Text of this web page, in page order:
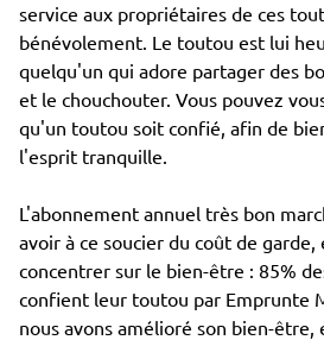
service aux propriétaires de ces
bénévolement. Le toutou est lui
quelqu'un qui adore partager des
et le chouchouter. Vous pouvez
qu'un toutou soit confié, afin de
l'esprit tranquille.
L'abonnement annuel très bon
avoir à ce soucier du coût de
concentrer sur le bien-être : 85%
confient leur toutou par Emprunte
nous avons amélioré son bien-être,